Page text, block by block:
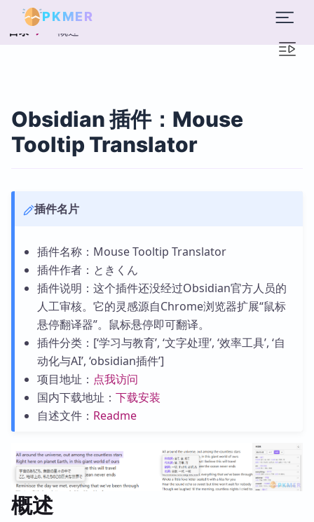
PKMER
目录 概述
Obsidian 插件：Mouse
Tooltip Translator
插件名片
插件名称：Mouse Tooltip Translator
插件作者：ときくん
插件说明：这个插件还没经过Obsidian官方人员的
人工审核。它的灵感源自Chrome浏览器扩展“鼠标
悬停翻译器”。鼠标悬停即可翻译。
插件分类：[‘学习与教育’, ‘文字处理’, ‘效率工具’, ‘自
动化与AI’, ‘obsidian插件’]
项目地址： 点我访问
国内下载地址： 下载安装
自述文件： Readme
概述